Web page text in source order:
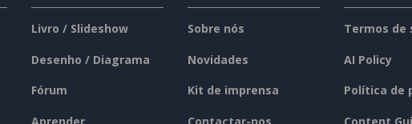
Livro / Slideshow
Desenho / Diagrama
Fórum
Sobre nós
Novidades
Kit de imprensa
Termos de
AI Policy
Política de